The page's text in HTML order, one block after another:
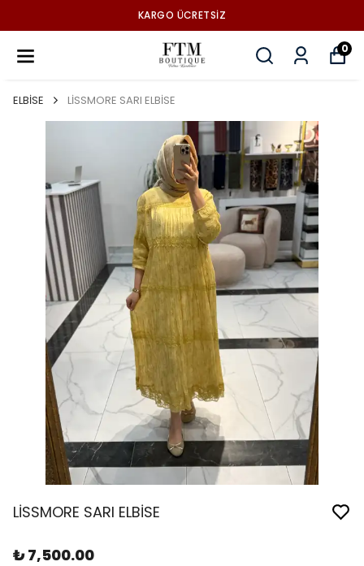
KARGO ÜCRETSİZ
0
ELBİSE LİSSMORE SARI ELBİSE
LİSSMORE SARI ELBİSE
₺ 7,500.00